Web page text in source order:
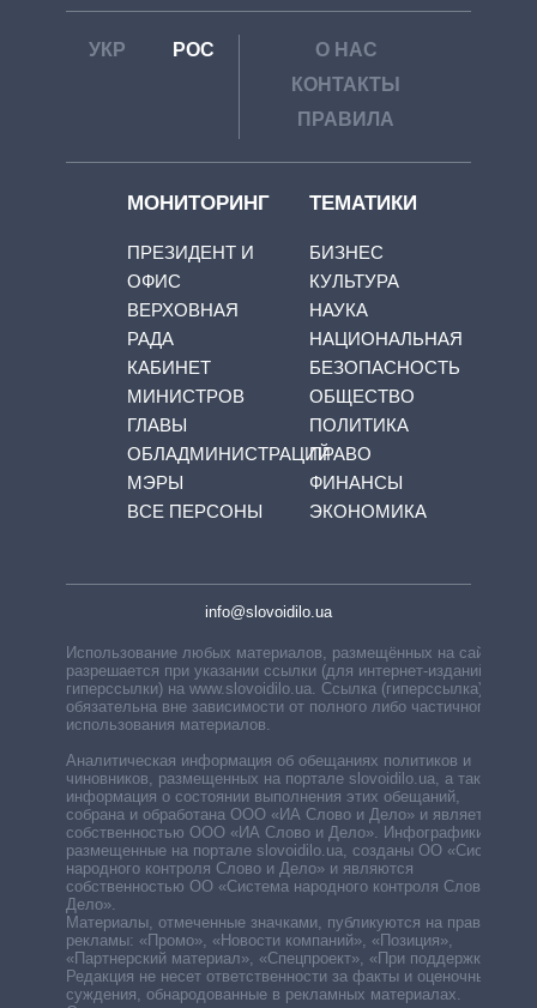
УКР РОС
О НАС
КОНТАКТЫ
ПРАВИЛА
МОНИТОРИНГ
ПРЕЗИДЕНТ И
ОФИС
ВЕРХОВНАЯ
РАДА
КАБИНЕТ
МИНИСТРОВ
ГЛАВЫ
ОБЛАДМИНИСТРАЦИЙ
МЭРЫ
ВСЕ ПЕРСОНЫ
ТЕМАТИКИ
БИЗНЕС
КУЛЬТУРА
НАУКА
НАЦИОНАЛЬНАЯ
БЕЗОПАСНОСТЬ
ОБЩЕСТВО
ПОЛИТИКА
ПРАВО
ФИНАНСЫ
ЭКОНОМИКА
info@slovoidilo.ua
Использование любых материалов, размещённых на сайте,
разрешается при указании ссылки (для интернет-изданий —
гиперссылки) на www.slovoidilo.ua. Ссылка (гиперссылка)
обязательна вне зависимости от полного либо частичного
использования материалов.
Аналитическая информация об обещаниях политиков и
чиновников, размещенных на портале slovoidilo.ua, а также
информация о состоянии выполнения этих обещаний,
собрана и обработана ООО «ИА Слово и Дело» и является
собственностью ООО «ИА Слово и Дело». Инфографики,
размещенные на портале slovoidilo.ua, созданы ОО «Система
народного контроля Слово и Дело» и являются
собственностью ОО «Система народного контроля Слово и
Дело».
Материалы, отмеченные значками, публикуются на правах
рекламы: «Промо», «Новости компаний», «Позиция»,
«Партнерский материал», «Спецпроект», «При поддержке».
Редакция не несет ответственности за факты и оценочные
суждения, обнародованные в рекламных материалах.